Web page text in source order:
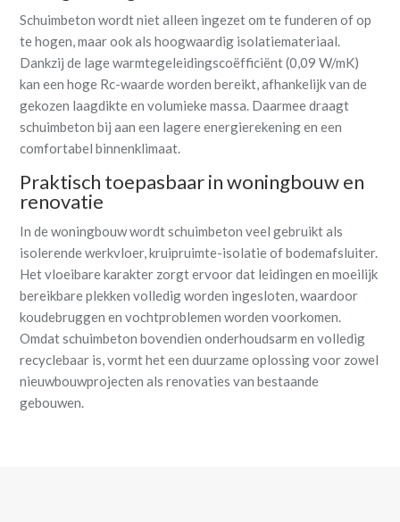
Schuimbeton wordt niet alleen ingezet om te funderen of op
te hogen, maar ook als hoogwaardig isolatiemateriaal.
Dankzij de lage warmtegeleidingscoëfficiënt (0,09 W/mK)
kan een hoge Rc-waarde worden bereikt, afhankelijk van de
gekozen laagdikte en volumieke massa. Daarmee draagt
schuimbeton bij aan een lagere energierekening en een
comfortabel binnenklimaat.
Praktisch toepasbaar in woningbouw en
renovatie
In de woningbouw wordt schuimbeton veel gebruikt als
isolerende werkvloer, kruipruimte-isolatie of bodemafsluiter.
Het vloeibare karakter zorgt ervoor dat leidingen en moeilijk
bereikbare plekken volledig worden ingesloten, waardoor
koudebruggen en vochtproblemen worden voorkomen.
Omdat schuimbeton bovendien onderhoudsarm en volledig
recyclebaar is, vormt het een duurzame oplossing voor zowel
nieuwbouwprojecten als renovaties van bestaande
gebouwen.